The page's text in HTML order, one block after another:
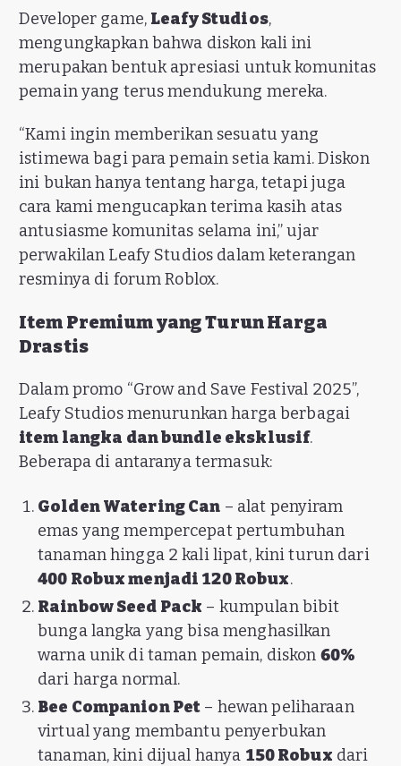
Developer game, Leafy Studios,
mengungkapkan bahwa diskon kali ini
merupakan bentuk apresiasi untuk komunitas
pemain yang terus mendukung mereka.
“Kami ingin memberikan sesuatu yang
istimewa bagi para pemain setia kami. Diskon
ini bukan hanya tentang harga, tetapi juga
cara kami mengucapkan terima kasih atas
antusiasme komunitas selama ini,” ujar
perwakilan Leafy Studios dalam keterangan
resminya di forum Roblox.
Item Premium yang Turun Harga
Drastis
Dalam promo “Grow and Save Festival 2025”,
Leafy Studios menurunkan harga berbagai
item langka dan bundle eksklusif.
Beberapa di antaranya termasuk:
Golden Watering Can – alat penyiram
emas yang mempercepat pertumbuhan
tanaman hingga 2 kali lipat, kini turun dari
400 Robux menjadi 120 Robux.
Rainbow Seed Pack – kumpulan bibit
bunga langka yang bisa menghasilkan
warna unik di taman pemain, diskon 60%
dari harga normal.
Bee Companion Pet – hewan peliharaan
virtual yang membantu penyerbukan
tanaman, kini dijual hanya 150 Robux dari